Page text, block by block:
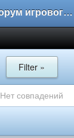
Форум игрового проекта Riverrise
Filter »
Нет совпадений